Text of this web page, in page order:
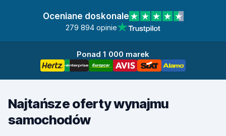
Oceniane doskonale
279 894 opinie
Ponad 1 000 marek
Najtańsze oferty wynajmu
samochodów